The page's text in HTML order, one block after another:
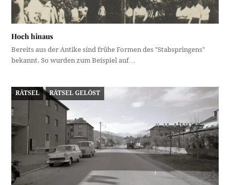
Hoch hinaus
Bereits aus der Antike sind frühe Formen des "Stabspringens"
bekannt. So wurden zum Beispiel auf…
RÄTSEL RÄTSEL GELÖST